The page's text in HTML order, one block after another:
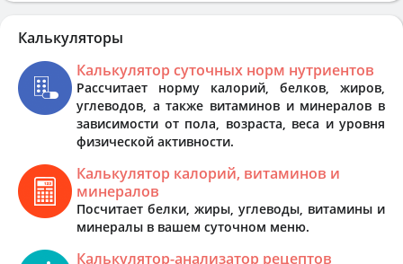
Калькуляторы
Калькулятор суточных норм нутриентов
Рассчитает норму калорий, белков, жиров,
углеводов, а также витаминов и минералов в
зависимости от пола, возраста, веса и уровня
физической активности.
Калькулятор калорий, витаминов и
минералов
Посчитает белки, жиры, углеводы, витамины и
минералы в вашем суточном меню.
Калькулятор-анализатор рецептов